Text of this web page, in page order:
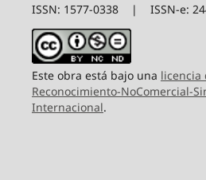
ISSN: 1577-0338 | ISSN-e:
Este obra está bajo una licencia
Reconocimiento-NoComercial-
Internacional.